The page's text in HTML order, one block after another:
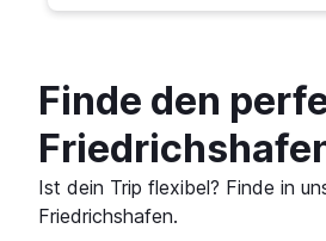
Finde den
Ist dein Trip flexibel? Finde in
Friedrichshafen.